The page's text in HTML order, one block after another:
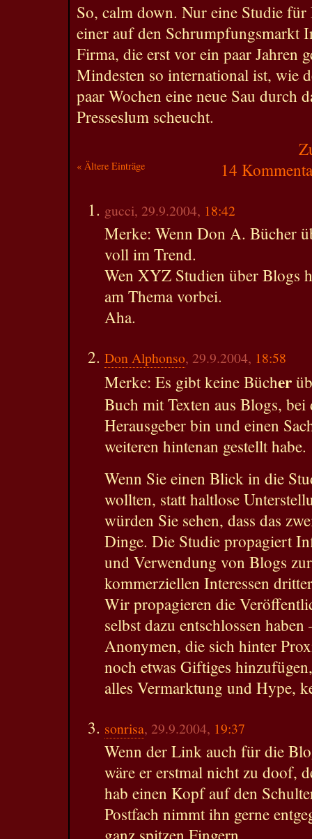
So, calm down. Nur eine Studie
einer auf den Schrumpfungsmarkt
Firma, die erst vor ein paar Jahren
Mindesten so international ist, wie
paar Wochen eine neue Sau durch
Presseslum scheucht.
« Ältere Einträge 14
gucci, 29.9.2004, 18:42
Merke: Wenn Don A. Bücher
voll im Trend.
Wen XYZ Studien über Blogs
am Thema vorbei.
Aha.
Don Alphonso, 29.9.2004, 18:58
Merke: Es gibt keine Bücher
Buch mit Texten aus Blogs,
Herausgeber bin und einen
weiteren hintenan gestellt habe.
Wenn Sie einen Blick in die
wollten, statt haltlose
würden Sie sehen, dass das
Dinge. Die Studie propagiert
und Verwendung von Blogs
kommerziellen Interessen
Wir propagieren die
selbst dazu entschlossen haben
Anonymen, die sich hinter
noch etwas Giftiges
alles Vermarktung und Hype,
sonrisa, 29.9.2004, 19:37
Wenn der Link auch für die
wäre er erstmal nicht zu doof,
hab einen Kopf auf den
Postfach nimmt ihn gerne